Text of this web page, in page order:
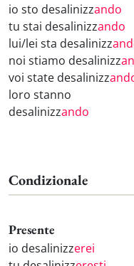
io sto desalinizzando
tu stai desalinizzando
lui/lei sta desalinizz
noi stiamo desalinizz
voi state desalinizz
loro stanno
desalinizzando
Condizionale
Presente
io desalinizzerei